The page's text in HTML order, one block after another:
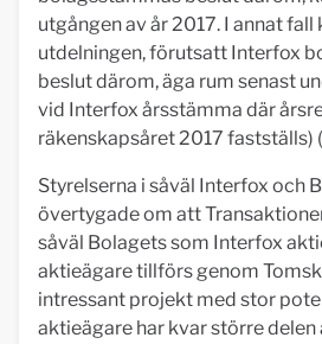
utgången av år 2017. I annat
utdelningen, förutsatt Interfox
beslut därom, äga rum senast
vid Interfox årsstämma där
räkenskapsåret 2017 fastställs)
Styrelserna i såväl Interfox och
övertygade om att
såväl Bolagets som Interfox
aktieägare tillförs genom
intressant projekt med stor
aktieägare har kvar större delen